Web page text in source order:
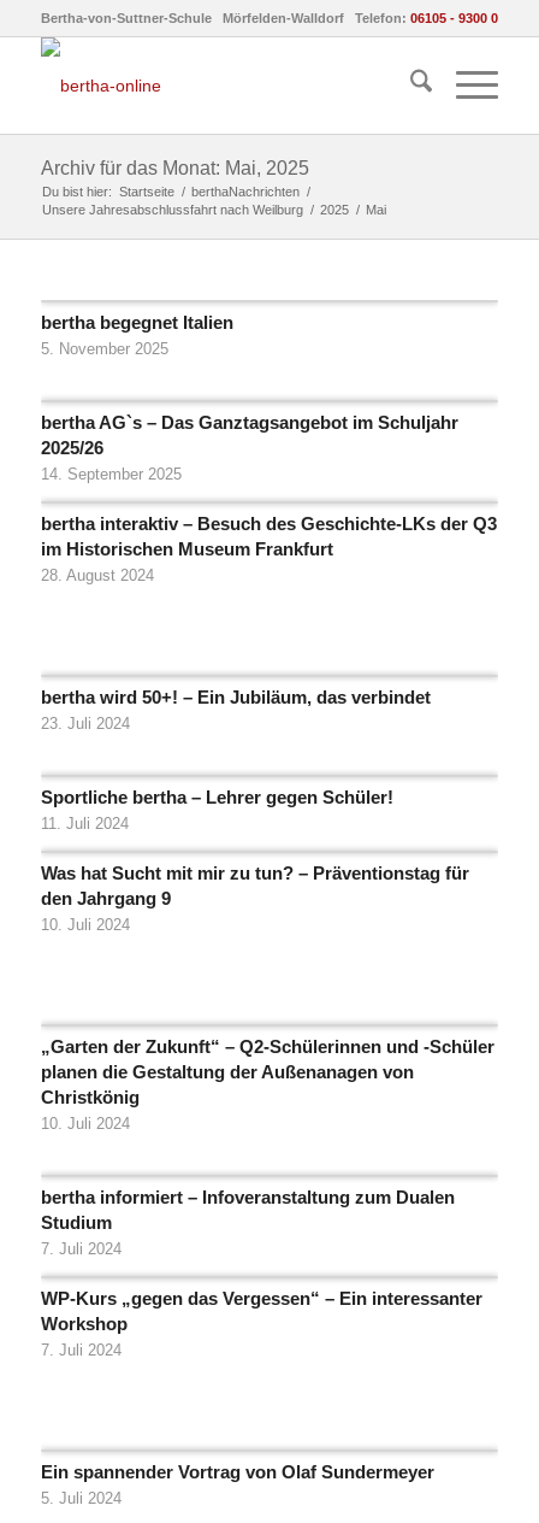
Bertha-von-Suttner-Schule Mörfelden-Walldorf Telefon: 06105 - 9300 0
Archiv für das Monat: Mai, 2025
Du bist hier: Startseite / berthaNachrichten /
Unsere Jahresabschlussfahrt nach Weilburg / 2025 / Mai
bertha begegnet Italien
5. November 2025
bertha AG`s – Das Ganztagsangebot im Schuljahr
2025/26
14. September 2025
bertha interaktiv – Besuch des Geschichte-LKs der Q3
im Historischen Museum Frankfurt
28. August 2024
bertha wird 50+! – Ein Jubiläum, das verbindet
23. Juli 2024
Sportliche bertha – Lehrer gegen Schüler!
11. Juli 2024
Was hat Sucht mit mir zu tun? – Präventionstag für
den Jahrgang 9
10. Juli 2024
„Garten der Zukunft“ – Q2-Schülerinnen und -Schüler
planen die Gestaltung der Außenanagen von
Christkönig
10. Juli 2024
bertha informiert – Infoveranstaltung zum Dualen
Studium
7. Juli 2024
WP-Kurs „gegen das Vergessen“ – Ein interessanter
Workshop
7. Juli 2024
Ein spannender Vortrag von Olaf Sundermeyer
5. Juli 2024